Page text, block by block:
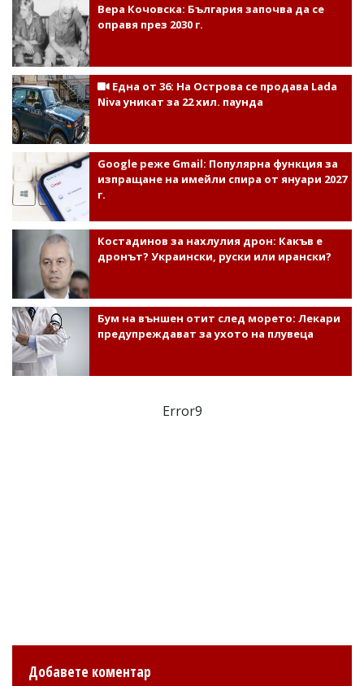
Вера Кочовска: България започва да се
оправя през 2030 г.
Една от 36: На Острова се продава Lada
Niva уникат за 22 хил. паунда
Google реже Gmail: Популярна функция за
изпращане на имейли спира от януари 2027
г.
Костадинов за нахлулия дрон: Какъв е
дронът? Украински, руски или ирански?
Бум на външен отит след морето: Лекари
предупреждават за ухото на плувеца
Error9
Добавете коментар